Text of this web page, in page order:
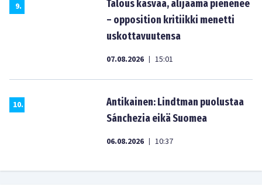
9.
Talous kasvaa, alijäämä pienenee
– opposition kritiikki menetti
uskottavuutensa
07.08.2026 | 15:01
10.
Antikainen: Lindtman puolustaa
Sánchezia eikä Suomea
06.08.2026 | 10:37